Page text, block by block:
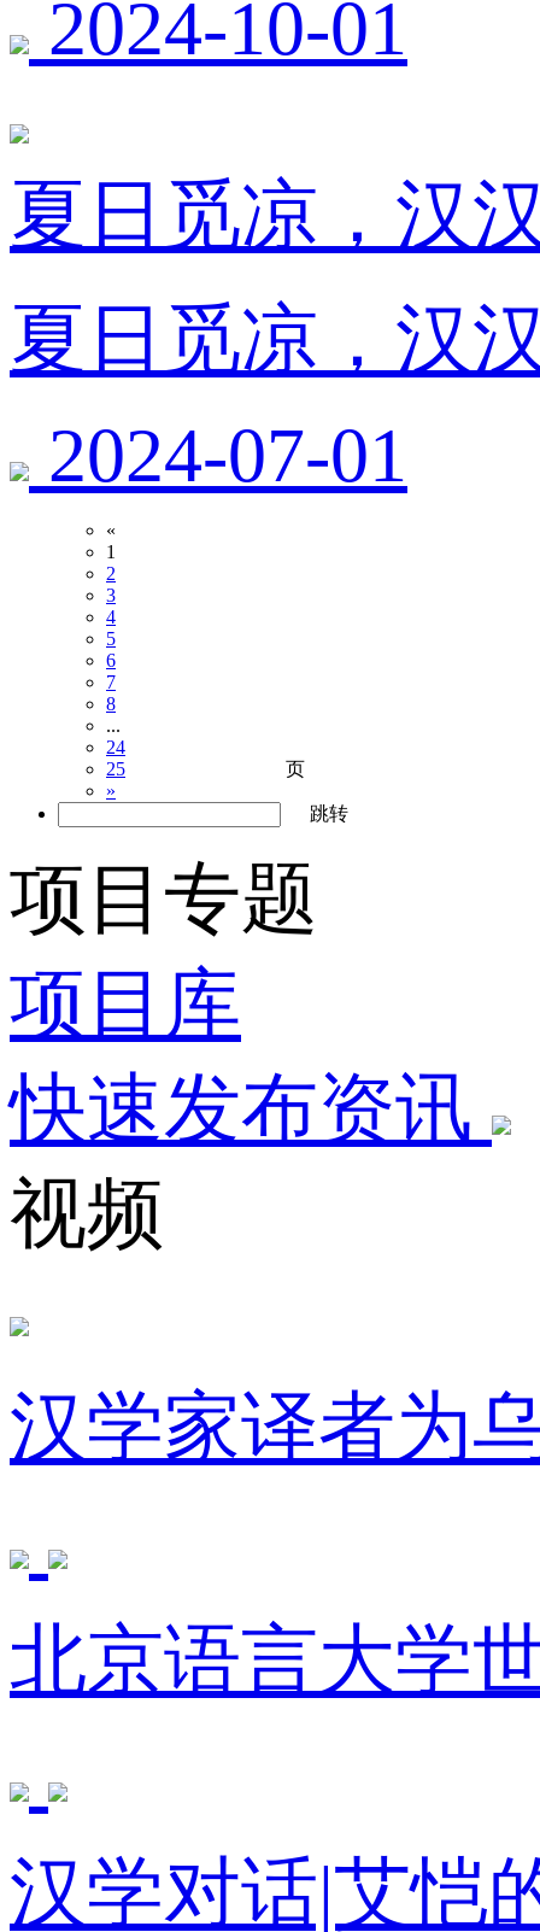
2024-10-01
夏日觅凉，汉
夏日觅凉，汉
2024-07-01
«
1
2
3
4
5
6
7
8
...
24
25
»
页
跳转
项目专题
项目库
快速发布资讯
视频
汉学家译者为
北京语言大学
汉学对话|艾恺